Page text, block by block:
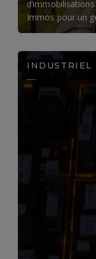
Immos pour un
INDUSTRIEL